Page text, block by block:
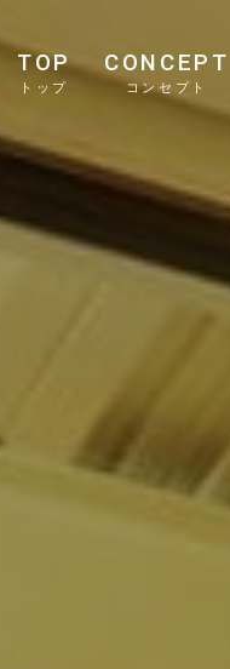
TOP
トップ
CONCEPT
コンセプト